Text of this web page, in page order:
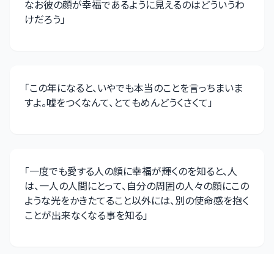
なお彼の顔が幸福であるように見えるのはどういうわ
けだろう」
「この年になると、いやでも本当のことを言っちまいま
すよ。嘘をつくなんて、とてもめんどうくさくて」
「一度でも愛する人の顔に幸福が輝くのを知ると、人
は、一人の人間にとって、自分の周囲の人々の顔にこの
ような光をかきたてること以外には、別の使命感を抱く
ことが出来なくなる事を知る」